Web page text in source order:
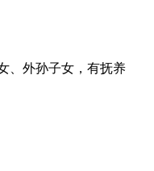
、外孙子女，有抚养